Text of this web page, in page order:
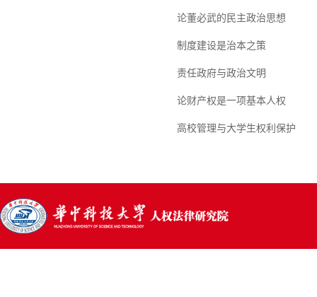
论董必武的民主政治思想
制度建设是治本之策
责任政府与政治文明
论财产权是一项基本人权
高校管理与大学生权利保护